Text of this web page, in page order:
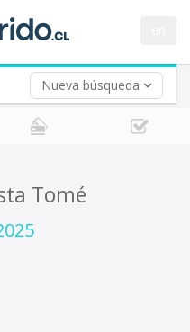
Nueva búsqueda
Tomé